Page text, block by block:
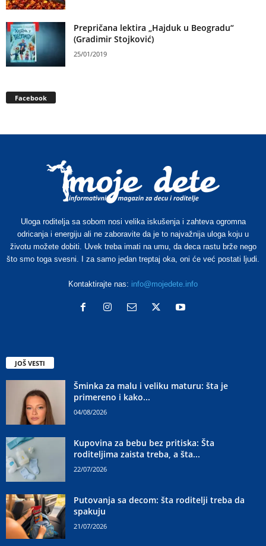
Prepričana lektira „Hajduk u Beogradu“
(Gradimir Stojković)
25/01/2019
Facebook
Uloga roditelja sa sobom nosi velika iskušenja i zahteva ogromna
odricanja i energiju ali ne zaboravite da je to najvažnija uloga koju u
životu možete dobiti. Uvek treba imati na umu, da deca rastu brže nego
što smo toga svesni. I za samo jedan treptaj oka, oni će već postati ljudi.
Kontaktirajte nas: info@mojedete.info
JOŠ VESTI
Šminka za malu i veliku maturu: šta je
primereno i kako...
04/08/2026
Kupovina za bebu bez pritiska: Šta
roditeljima zaista treba, a šta...
22/07/2026
Putovanja sa decom: šta roditelji treba da
spakuju
21/07/2026